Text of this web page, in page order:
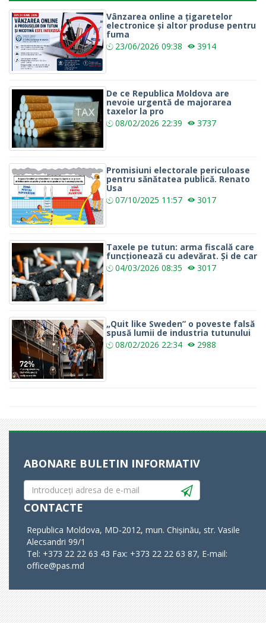
Vânzarea online a țigaretelor
electronice și altor produse pentru
fuma
23/06/2026 09:38 3914
De ce Republica Moldova are
nevoie urgentă de majorarea
taxelor la pro
08/02/2026 22:39 3737
Promisiuni electorale periculoase
pentru sănătatea publică. Renato
Usa
07/10/2025 11:57 3017
Taxele pe tutun: arma fiscală care
funcționează cu adevărat. Și de car
04/03/2026 08:35 3017
„Quit like Sweden” o poveste falsă
spusă lumii de industria tutunului
08/02/2026 22:34 2988
ABONARE BULETIN INFORMATIV
CONTACTE
Republica Moldova, MD-2012, mun. Chișinău, str. Vasile
Alecsandri 99/1
Tel: +373 22 22 63 43 Fax: +373 22 22 63 87, E-mail:
office@pas.md